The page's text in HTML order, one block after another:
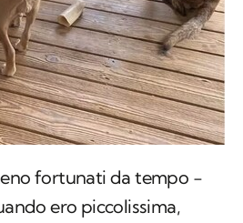
fortunati da tempo −
ero piccolissima,